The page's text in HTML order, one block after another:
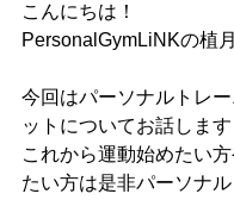
こんにちは！
PersonalGymLiNKの植月
今回はパーソナルトレ
ットについてお話します
これから運動始めたい
たい方は是非パーソナ